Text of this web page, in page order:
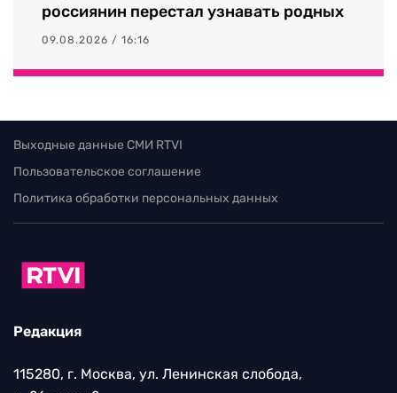
россиянин перестал узнавать родных
09.08.2026 / 16:16
Выходные данные СМИ RTVI
Пользовательское соглашение
Политика обработки персональных данных
Редакция
115280, г. Москва, ул. Ленинская слобода,